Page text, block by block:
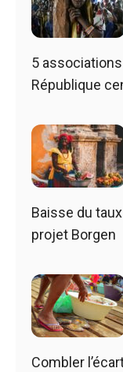
5
République
Baisse du
projet Borgen
Combler